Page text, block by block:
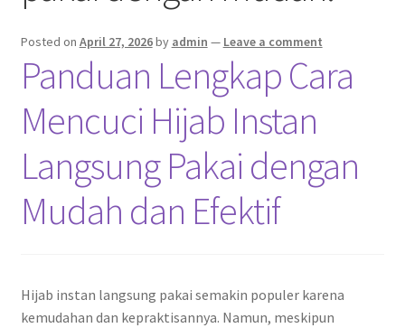
Posted on April 27, 2026by admin — Leave a comment
Panduan Lengkap Cara
Mencuci Hijab Instan
Langsung Pakai dengan
Mudah dan Efektif
Hijab instan langsung pakai semakin populer karena
kemudahan dan kepraktisannya. Namun, meskipun